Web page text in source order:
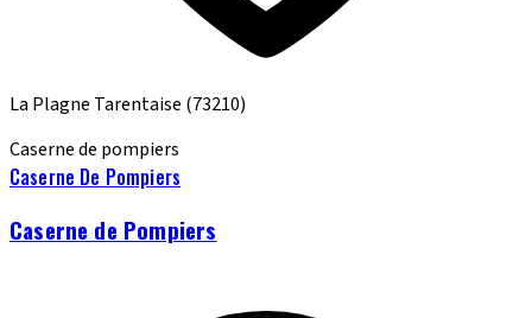
La Plagne Tarentaise (73210)
Caserne de pompiers
Caserne De Pompiers
Caserne de Pompiers